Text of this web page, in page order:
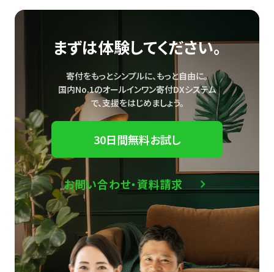
まずは体験してください。
寄付をもっとシンプルに、もっと自由に。
国内No.1のオールインワン寄付DXシステム
で、支援をはじめましょう。
30日間無料お試し
お問い合わせ・資料請求